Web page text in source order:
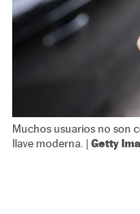
Muchos usuarios no son
llave moderna. | Getty